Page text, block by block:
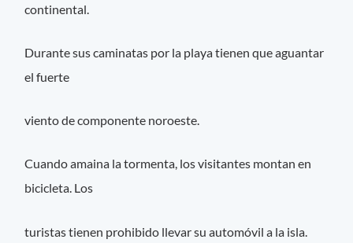
continental.
Durante sus caminatas por la playa tienen que aguantar
el fuerte
viento de componente noroeste.
Cuando amaina la tormenta, los visitantes montan en
bicicleta. Los
turistas tienen prohibido llevar su automóvil a la isla.